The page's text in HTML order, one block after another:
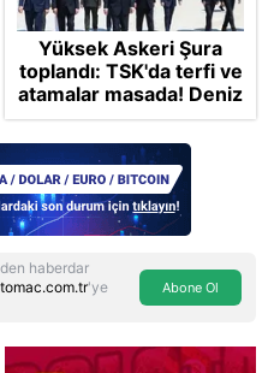
Yüksek Askeri Şura
toplandı: TSK'da terfi ve
atamalar masada! Deniz
ve havada iki farklı
senaryo
haberdar
'ye
Abone Ol